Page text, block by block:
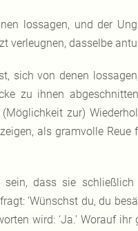
lossagen, und der
verleugnen, dasselbe
sich von denen
zu ihnen
zur)
als gramvolle
dass sie schließlich
‘Wünschst du, du
wird: ‘Ja.’ Worauf ihr